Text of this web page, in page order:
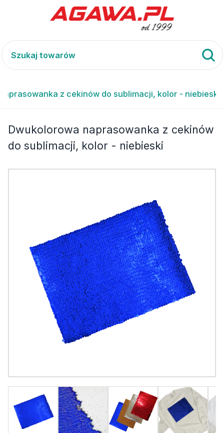
z cekinów do sublimacji, kolor - niebieski
Dwukolorowa naprasowanka z cekinów
do sublimacji, kolor - niebieski